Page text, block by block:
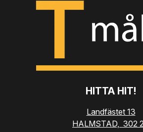
HITTA HIT!
Landfästet 13
HALMSTAD, 302